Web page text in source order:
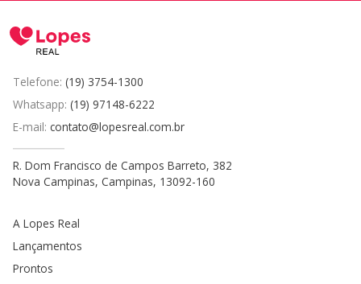
Telefone: (19) 3754-1300
Whatsapp: (19) 97148-6222
E-mail: contato@lopesreal.com.br
R. Dom Francisco de Campos Barreto, 382
Nova Campinas, Campinas, 13092-160
A Lopes Real
Lançamentos
Prontos